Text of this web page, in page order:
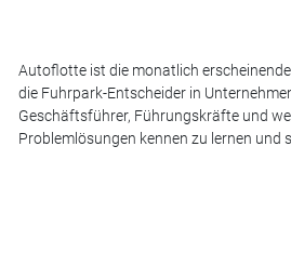
Autoflotte ist die monatlich
die Fuhrpark-Entscheider in
Geschäftsführer, Führungskräfte und
Problemlösungen kennen zu lernen